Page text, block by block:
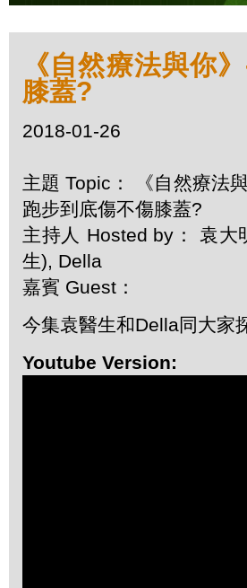
《自然療法與你
膝蓋?
2018-01-26
主題 Topic： 《自然療法
跑步到底傷不傷膝蓋?
主持人 Hosted by： 袁大
生), Della
嘉賓 Guest：
今集袁醫生和Della同大家
Youtube Version: